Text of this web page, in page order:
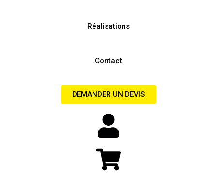
Réalisations
Contact
DEMANDER UN DEVIS